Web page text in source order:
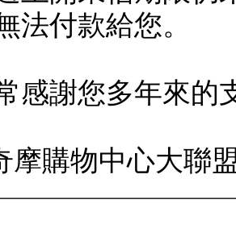
法付款給您。
感謝您多年來的
摩購物中心大